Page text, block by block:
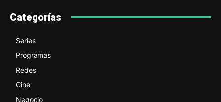
Categorías
Series
Programas
Redes
Cine
Negocio